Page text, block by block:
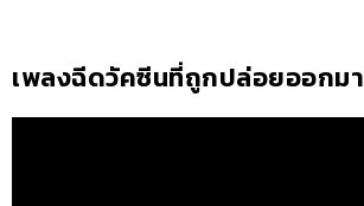
เพลงฉีดวัคซีนที่ถูกปล่อยออกมา